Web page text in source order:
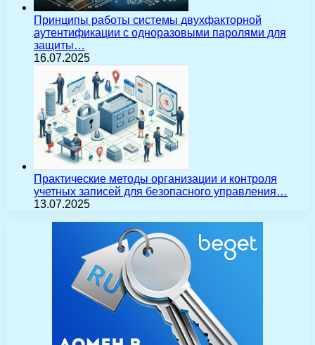
Принципы работы системы двухфакторной
аутентификации с одноразовыми паролями для
защиты…
16.07.2025
Практические методы организации и контроля
учетных записей для безопасного управления…
13.07.2025